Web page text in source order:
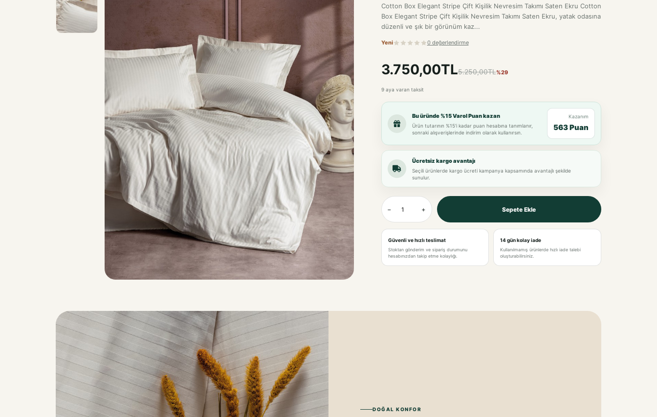
Cotton Box Elegant Stripe Çift Kişilik Nevresim Takımı Saten Ekru Cotton
Box Elegant Stripe Çift Kişilik Nevresim Takımı Saten Ekru, yatak odasına
düzenli ve şık bir görünüm kaz...
Yeni 0 değerlendirme
3.750,00TL5.250,00TL%29
9 aya varan taksit
Bu üründe %15 Varol Puan kazan
Ürün tutarının %15'i kadar puan hesabına tanımlanır,
sonraki alışverişlerinde indirim olarak kullanırsın.
Kazanım
563 Puan
Ücretsiz kargo avantajı
Seçili ürünlerde kargo ücreti kampanya kapsamında avantajlı şekilde
sunulur.
− + Sepete Ekle
Güvenli ve hızlı teslimat
Stoktan gönderim ve sipariş durumunu
hesabınızdan takip etme kolaylığı.
14 gün kolay iade
Kullanılmamış ürünlerde hızlı iade talebi
oluşturabilirsiniz.
DOĞAL KONFOR